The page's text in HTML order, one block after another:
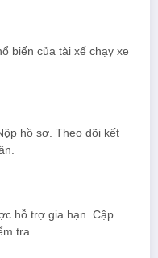
biến của tài xế chạy xe
hồ sơ. Theo dõi kết
hỗ trợ gia hạn. Cập
tra.